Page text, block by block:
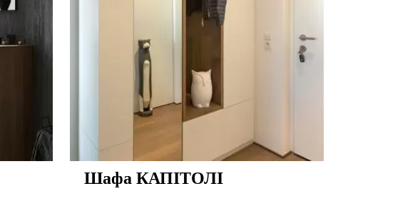
Шафа КАПІТОЛІ